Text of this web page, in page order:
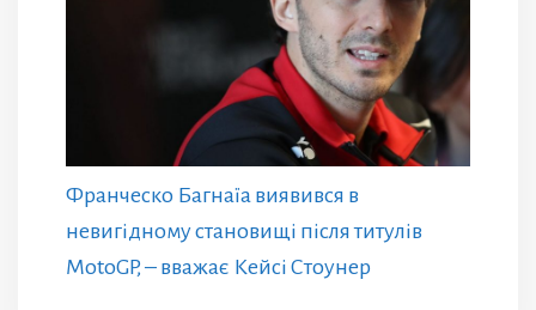
Франческо Багнаїа виявився в
невигідному становищі після титулів
MotoGP, – вважає Кейсі Стоунер